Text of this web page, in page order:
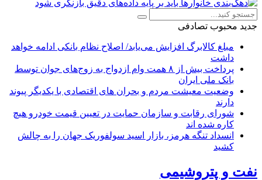
جدید محبوب تصادفی
مبلغ کالابرگ افزایش می‌یابد/ اصلاح نظام بانکی ادامه خواهد
داشت
پرداخت بیش از ۸ همت وام ازدواج به زوج‌های جوان توسط
بانک ملی ایران
وضعیت معیشت مردم و بحران های اقتصادی با یکدیگر پیوند
دارند
شورای رقابت و سازمان حمایت در تعیین قیمت خودرو هیچ
کاره شده اند
انسداد تنگه هرمز، بازار اسید سولفوریک جهان را به چالش
کشید
نفت و پتروشیمی